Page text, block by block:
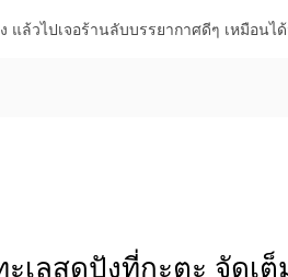
แล้วไปเจอร้านลับบรรยากาศดีๆ เหมือน
เลสุดปังที่กะตะ จัดเ